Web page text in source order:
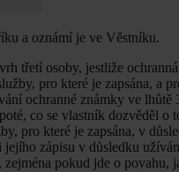
a oznámí je ve Věstníku.
třetí osoby, jestliže
pro které je zapsána, a
ochranné známky ve
co se vlastník dozvěděl
pro které je zapsána, v
zápisu v důsledku
pokud jde o